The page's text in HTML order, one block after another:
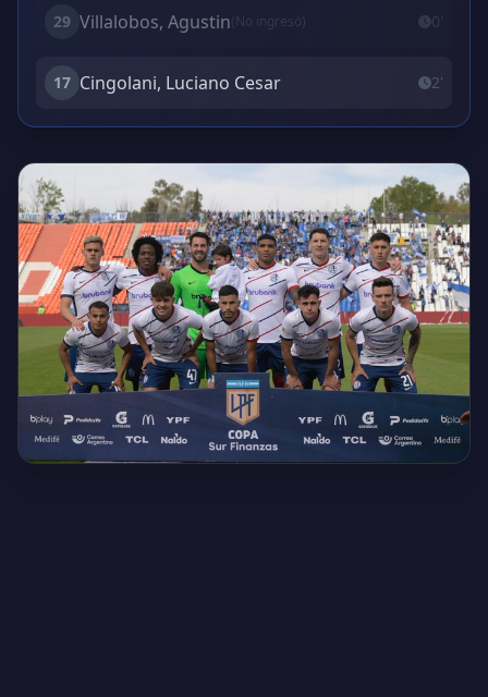
29 Villalobos, Agustin (No ingresó) 0'
17 Cingolani, Luciano Cesar 2'